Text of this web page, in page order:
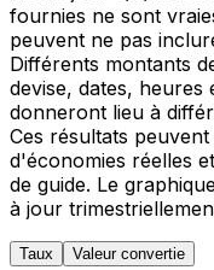
fournies ne sont
peuvent ne pas
Différents montants
devise, dates, heures
donneront lieu à
Ces résultats
d'économies réelles
de guide. Le
à jour
Taux Valeur convertie